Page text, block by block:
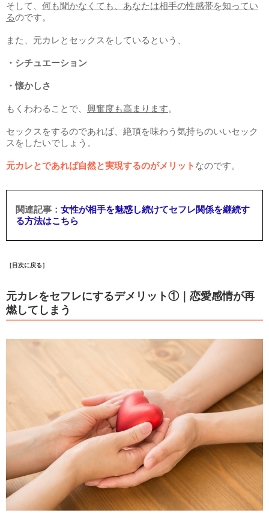
そして、 何も聞かなくても、あなたは相手の性感帯を知ってい
るのです。
また、元カレとセックスをしているという、
・シチュエーション
・懐かしさ
もくわわることで、 興奮度も高まります。
セックスをするのであれば、絶頂を味わう気持ちのいいセック
スをしたいでしょう。
元カレとであれば自然と実現するのがメリット なのです。
女性が相手を魅惑し続けてセフレ関係を継続す
る方法はこちら
［目次に戻る］
元カレをセフレにするデメリット①｜恋愛感情が再
燃してしまう